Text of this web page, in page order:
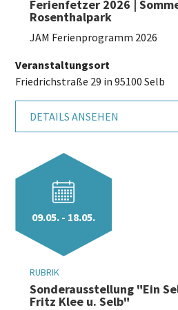
Ferienfetzer 2026 |
Rosenthalpark
JAM Ferienprogramm 2026
Veranstaltungsort
Friedrichstraße 29 in 95100 Selb
DETAILS ANSEHEN
09.05. - 18.05.
RUBRIK
Sonderausstellung "Ein
Fritz Klee u. Selb"